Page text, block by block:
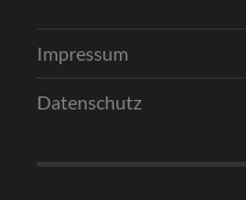
Impressum
Datenschutz